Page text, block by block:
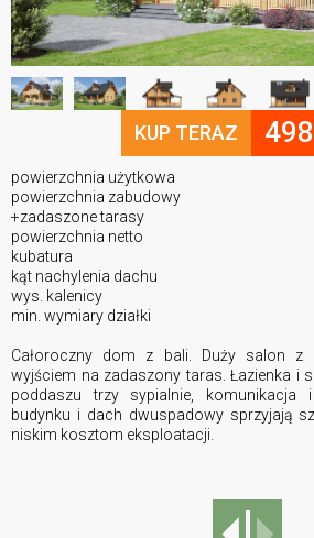
KUP TERAZ
powierzchnia użytkowa
powierzchnia zabudowy
+zadaszone tarasy
powierzchnia netto
kubatura
kąt nachylenia dachu
wys. kalenicy
min. wymiary działki
Całoroczny dom z bali. Duży salon z
wyjściem na zadaszony taras. Łazienka i
poddaszu trzy sypialnie, komunikacja
budynku i dach dwuspadowy sprzyjają
niskim kosztom eksploatacji.